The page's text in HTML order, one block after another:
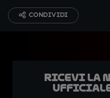
CONDIVIDI
Ricevi la
ufficiale